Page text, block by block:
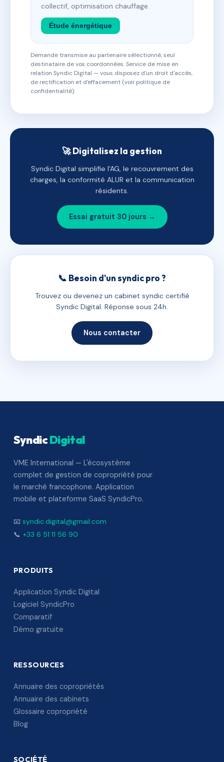
collectif, optimisation chauffage.
Étude énergétique
Demande transmise au partenaire sélectionné, seul
destinataire de vos coordonnées. Service de mise en
relation Syndic Digital — vous disposez d'un droit d'accès,
de rectification et d'effacement (voir politique de
confidentialité).
🚀 Digitalisez la gestion
Syndic Digital simplifie l'AG, le recouvrement des
charges, la conformité ALUR et la communication
résidents.
Essai gratuit 30 jours →
📞 Besoin d'un syndic pro ?
Trouvez ou devenez un cabinet syndic certifié
Syndic Digital. Réponse sous 24h.
Nous contacter
SyndicDigital
VME International — L'écosystème
complet de gestion de copropriété pour
le marché francophone. Application
mobile et plateforme SaaS SyndicPro.
📧 syndic.digital@gmail.com
📞 +33 6 51 11 56 90
PRODUITS
Application Syndic Digital
Logiciel SyndicPro
Comparatif
Démo gratuite
RESSOURCES
Annuaire des copropriétés
Annuaire des cabinets
Glossaire copropriété
Blog
SOCIÉTÉ